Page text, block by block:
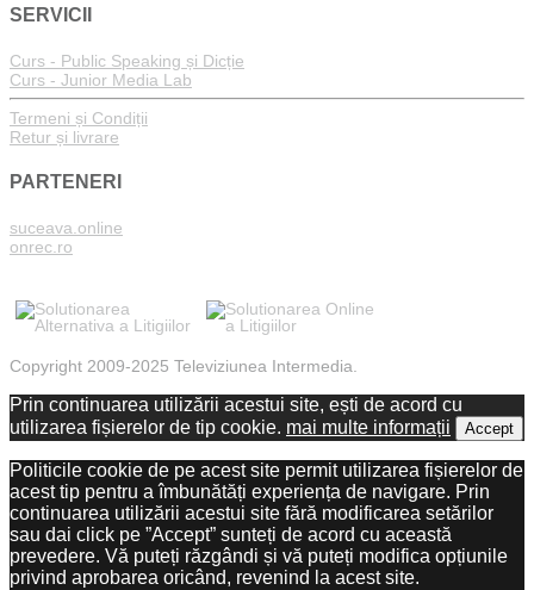
SERVICII
Curs - Public Speaking și Dicție
Curs - Junior Media Lab
Termeni și Condiții
Retur și livrare
PARTENERI
suceava.online
onrec.ro
Copyright 2009-2025 Televiziunea Intermedia.
Prin continuarea utilizării acestui site, ești de acord cu
utilizarea fișierelor de tip cookie. mai multe informații Accept
Politicile cookie de pe acest site permit utilizarea fișierelor de
acest tip pentru a îmbunătăți experiența de navigare. Prin
continuarea utilizării acestui site fără modificarea setărilor
sau dai click pe ”Accept” sunteți de acord cu această
prevedere. Vă puteți răzgândi și vă puteți modifica opțiunile
privind aprobarea oricând, revenind la acest site.